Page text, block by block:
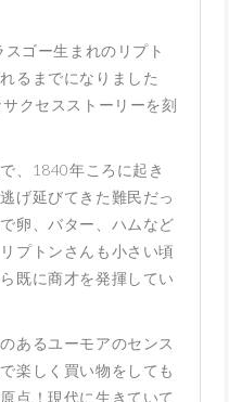
ゴー生まれのリプト
るまでになりました
クセスストーリーを刻
、1840年ころに起き
げ延びてきた難民だっ
卵、バター、ハムなど
プトンさんも小さい頃
既に商才を発揮してい
あるユーモアのセンス
楽しく買い物をしても
点！現代に生きていて